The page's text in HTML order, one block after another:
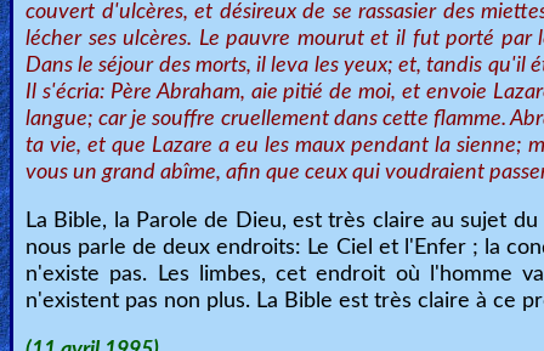
🎞
Bible
Movies
🎞
Gospel
Videos
🎞
couvert d'ulcères, et désireux de se rassasier des
lécher ses ulcères. Le pauvre mourut et il fut porté par
Dans le séjour des morts, il leva les yeux; et, tandis qu'il
Il s'écria: Père Abraham, aie pitié de moi, et envoie
langue; car je souffre cruellement dans cette flamme.
ta vie, et que Lazare a eu les maux pendant la sienne;
vous un grand abîme, afin que ceux qui voudraient
La Bible, la Parole de Dieu, est très claire au sujet
nous parle de deux endroits: Le Ciel et l'Enfer ; la
n'existe pas. Les limbes, cet endroit où l'homme
n'existent pas non plus. La Bible est très claire à ce